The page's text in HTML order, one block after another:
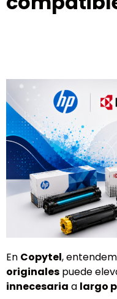
En Copytel,
originales puede
innecesaria a largo